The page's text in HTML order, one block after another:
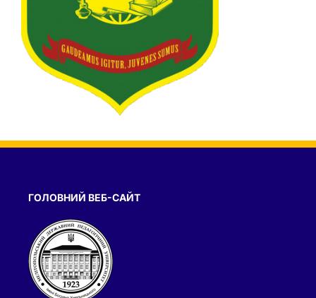
ГОЛОВНИЙ ВЕБ-САЙТ